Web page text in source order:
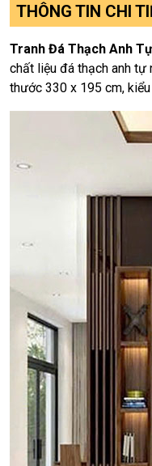
THÔNG TIN CHI
Tranh Đá Thạch Anh
chất liệu đá thạch anh tự
thước 330 x 195 cm,